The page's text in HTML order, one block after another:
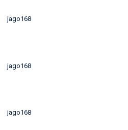
jago168
jago168
jago168